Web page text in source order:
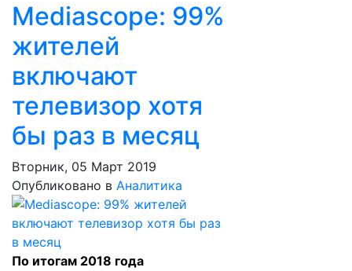
Mediascope: 99%
жителей
включают
телевизор хотя
бы раз в месяц
Вторник, 05 Март 2019
Опубликовано в Аналитика
По итогам 2018 года